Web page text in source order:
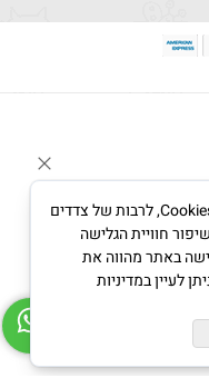
לידיעתך, באתרנו נעשה שימוש בקבצי Cookies, לרבות של צדדים
חוויית הגלישה
באתר מהווה את
לעיין במדיניות